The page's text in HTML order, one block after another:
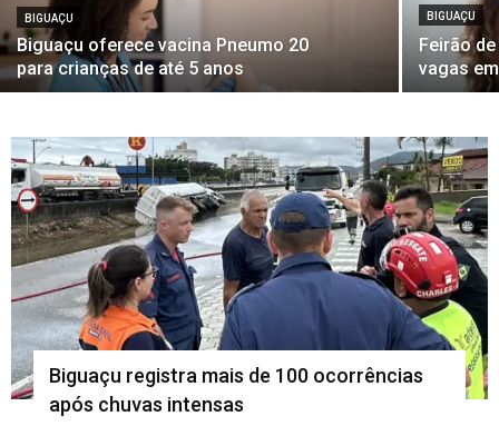
BIGUAÇU
Biguaçu oferece vacina Pneumo 20
para crianças de até 5 anos
BIGUAÇU
Feirão
vagas
Biguaçu registra mais de 100 ocorrências
após chuvas intensas